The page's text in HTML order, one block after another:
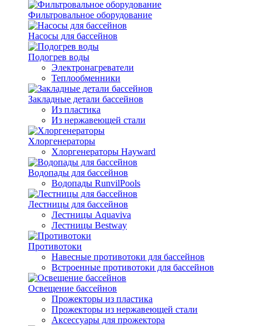
Фильтровальное оборудование
Насосы для бассейнов
Подогрев воды
Электронагреватели
Теплообменники
Закладные детали бассейнов
Из пластика
Из нержавеющей стали
Хлоргенераторы
Хлоргенераторы Hayward
Водопады для бассейнов
Водопады RunvilPools
Лестницы для бассейнов
Лестницы Aquaviva
Лестницы Bestway
Противотоки
Навесные противотоки для бассейнов
Встроенные противотоки для бассейнов
Освещение бассейнов
Прожекторы из пластика
Прожекторы из нержавеющей стали
Аксессуары для прожектора